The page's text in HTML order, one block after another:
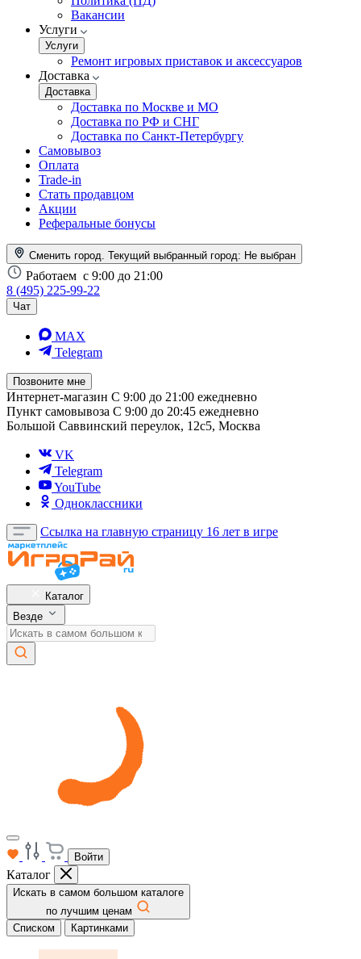
Вакансии
Услуги
Услуги
Ремонт игровых приставок и аксессуаров
Доставка
Доставка
Доставка по Москве и МО
Доставка по РФ и СНГ
Доставка по Санкт-Петербургу
Самовывоз
Оплата
Trade-in
Стать продавцом
Акции
Реферальные бонусы
Сменить город. Текущий выбранный город: Не выбран
Работаем с 9:00 до 21:00
8 (495) 225-99-22
Чат
MAX
Telegram
Позвоните мне
Интернет-магазин С 9:00 до 21:00 ежедневно
Пункт самовывоза С 9:00 до 20:45 ежедневно
Большой Саввинский переулок, 12с5, Москва
VK
Telegram
YouTube
Одноклассники
Ссылка на главную страницу 16 лет в игре
Каталог
Везде
Войти
Каталог
Искать в самом большом каталоге
по лучшим ценам
Списком
Картинками